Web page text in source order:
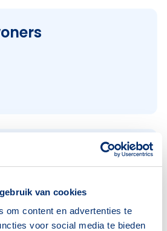
van cookies
om content en advertenties te
voor social media te bieden
59